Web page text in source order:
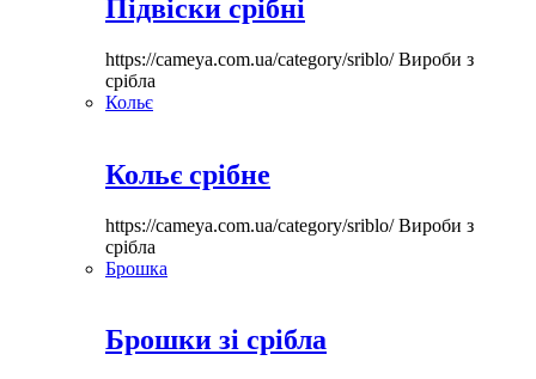
Підвіски срібні
https://cameya.com.ua/category/sriblo/Вироби з
срібла
Кольє
Кольє срібне
https://cameya.com.ua/category/sriblo/Вироби з
срібла
Брошка
Брошки зі срібла